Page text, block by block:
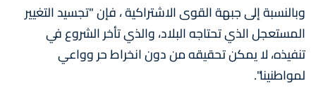
وبالنسبة إلى جبهة القوى الاشتراكية ، فإن "تجسيد التغيير
المستعجل الذي تحتاجه البلاد، والذي تأخر الشروع في
تنفيذه، لا يمكن تحقيقه من دون انخراط حر وواعي
لمواطنينا".